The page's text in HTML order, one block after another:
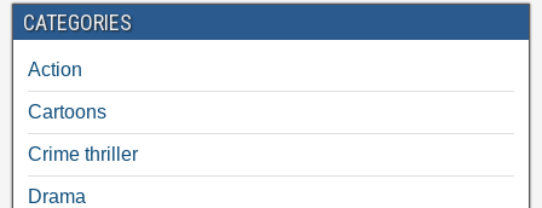
CATEGORIES
Action
Cartoons
Crime thriller
Drama